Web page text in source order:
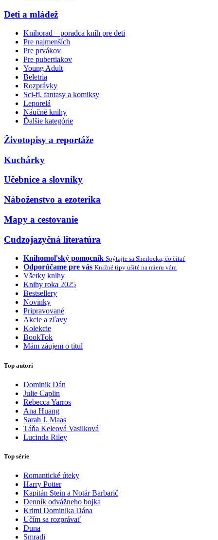
Deti a mládež
Knihorad – poradca kníh pre deti
Pre najmenších
Pre prvákov
Pre pubertiakov
Young Adult
Beletria
Rozprávky
Sci-fi, fantasy a komiksy
Leporelá
Náučné knihy
Ďalšie kategórie
Životopisy a reportáže
Kuchárky
Učebnice a slovníky
Náboženstvo a ezoterika
Mapy a cestovanie
Cudzojazyčná literatúra
Knihomoľský pomocník Spýtajte sa Sherlocka, čo čítať
Odporúčame pre vás Knižné tipy ušité na mieru vám
Všetky knihy
Knihy roka 2025
Bestsellery
Novinky
Pripravované
Akcie a zľavy
Kolekcie
BookTok
Mám záujem o titul
Top autori
Dominik Dán
Julie Caplin
Rebecca Yarros
Ana Huang
Sarah J. Maas
Táňa Keleová Vasilková
Lucinda Riley
Top série
Romantické úteky
Harry Potter
Kapitán Stein a Notár Barbarič
Denník odvážneho bojka
Krimi Dominika Dána
Učím sa rozprávať
Duna
Smradi